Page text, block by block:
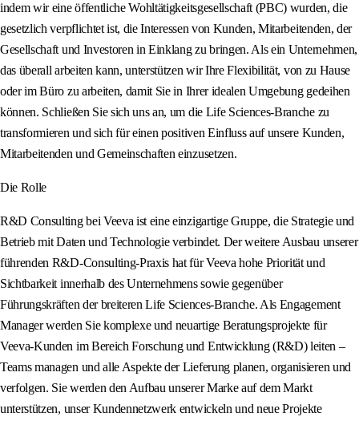
indem wir eine öffentliche Wohltätigkeitsgesellschaft (PBC) wurden, die
gesetzlich verpflichtet ist, die Interessen von Kunden, Mitarbeitenden, der
Gesellschaft und Investoren in Einklang zu bringen. Als ein Unternehmen,
das überall arbeiten kann, unterstützen wir Ihre Flexibilität, von zu Hause
oder im Büro zu arbeiten, damit Sie in Ihrer idealen Umgebung gedeihen
können. Schließen Sie sich uns an, um die Life Sciences-Branche zu
transformieren und sich für einen positiven Einfluss auf unsere Kunden,
Mitarbeitenden und Gemeinschaften einzusetzen.
Die Rolle
R&D Consulting bei Veeva ist eine einzigartige Gruppe, die Strategie und
Betrieb mit Daten und Technologie verbindet. Der weitere Ausbau unserer
führenden R&D-Consulting-Praxis hat für Veeva hohe Priorität und
Sichtbarkeit innerhalb des Unternehmens sowie gegenüber
Führungskräften der breiteren Life Sciences-Branche. Als Engagement
Manager werden Sie komplexe und neuartige Beratungsprojekte für
Veeva-Kunden im Bereich Forschung und Entwicklung (R&D) leiten –
Teams managen und alle Aspekte der Lieferung planen, organisieren und
verfolgen. Sie werden den Aufbau unserer Marke auf dem Markt
unterstützen, unser Kundennetzwerk entwickeln und neue Projekte